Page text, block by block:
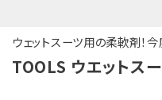
ウェットスーツ用の柔軟剤！
TOOLS ウエットス